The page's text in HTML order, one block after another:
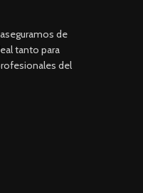
de
tanto para
del